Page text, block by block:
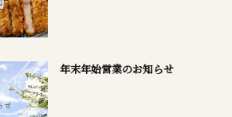
年末年始営業のお知らせ